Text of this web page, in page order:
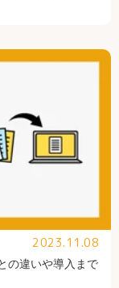
の違いや導入まで
2023.11.08